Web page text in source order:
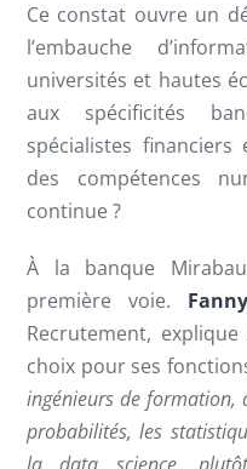
Ce constat ouvre un
l’embauche
universités et hautes
aux spécificités
spécialistes
des compétences
continue ?
À la banque
première voie.
Recrutement,
choix pour ses
ingénieurs de formation,
probabilités, les